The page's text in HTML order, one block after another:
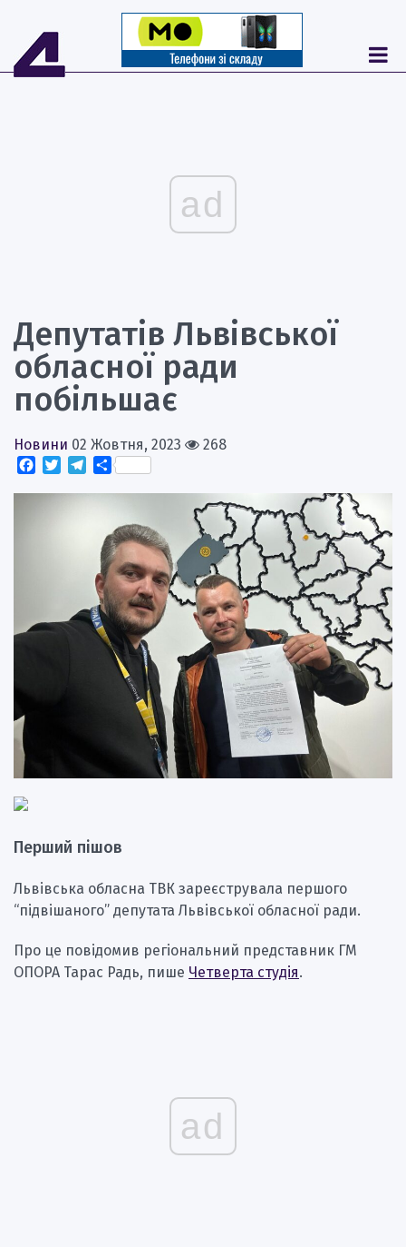
ad
Депутатів Львівської
обласної ради
побільшає
Новини 02 Жовтня, 2023
268
Facebook
TwitterTelegram
Поділитися
Перший пішов
Львівська обласна ТВК зареєструвала першого
“підвішаного” депутата Львівської обласної ради.
Про це повідомив регіональний представник ГМ
ОПОРА Тарас Радь, пише Четверта студія.
ad